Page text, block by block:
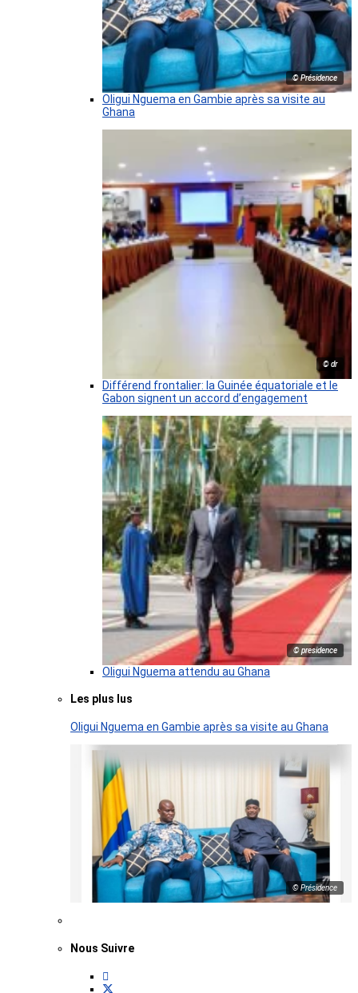
© Présidence
Oligui Nguema en Gambie après sa visite au
Ghana
© dr
Différend frontalier: la Guinée équatoriale et le
Gabon signent un accord d’engagement
© presidence
Oligui Nguema attendu au Ghana
Les plus lus
Oligui Nguema en Gambie après sa visite au Ghana
© Présidence
Nous Suivre